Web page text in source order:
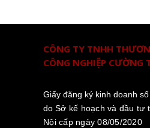
CÔNG TY TNHH
CÔNG NGHIỆP CƯỜNG
Giấy đăng ký kinh doanh
do Sở kế hoạch và đầu tư
Nội cấp ngày 08/05/2020